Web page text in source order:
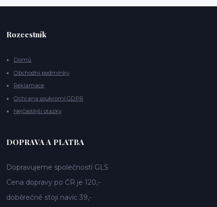
Rozcestník
Domů
Obchodní podmínky
Reklamace
Ochrana soukromí GDPR
Nejčastější otázky
DOPRAVA A PLATBA
Dopravujeme společností GLS
Cena dopravy po ČR je 120,-
doběrečné stojí navíc 39,-